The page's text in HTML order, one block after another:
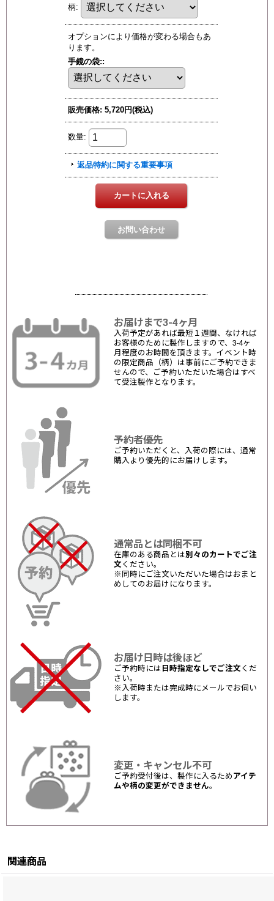
お届けまで3-4ヶ月
入荷予定があれば最短１週間、なければ
お客様のために製作しますので、3-4ヶ
月程度のお時間を頂きます。イベント時
の限定商品（柄）は事前にご予約できま
せんので、ご予約いただいた場合はすべ
て受注製作となります。
予約者優先
ご予約いただくと、入荷の際には、通常
購入より優先的にお届けします。
通常品とは同梱不可
在庫のある商品とは別々のカートでご注
文 ください。
※同時にご注文いただいた場合はおまと
めしてのお届けになります。
お届け日時は後ほど
ご予約時には 日時指定なしでご注文 くだ
さい。
※入荷時または完成時にメールでお伺い
します。
変更・キャンセル不可
ご予約受付後は、製作に入るため アイテ
ムや柄の変更ができません。
関連商品